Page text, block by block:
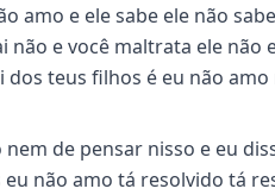
amo e ele sabe ele não
não e você maltrata ele não
dos teus filhos é eu não
de pensar nisso e eu
eu não amo tá resolvido tá